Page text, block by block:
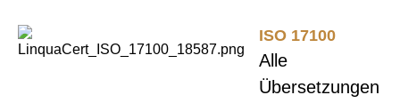
ISO 17100
Alle
Übersetzungen